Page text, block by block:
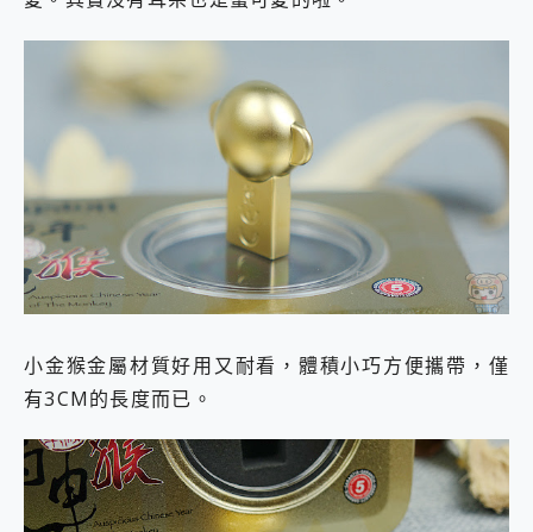
小金猴金屬材質好用又耐看，體積小巧方便攜帶，僅
有3CM的長度而已。